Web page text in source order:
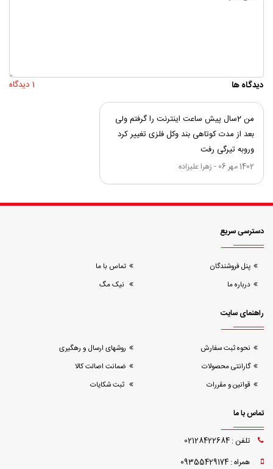
دیدگاه ها 1 دیدگاه
من 2سال پیش ساعت اینترنت را گرفتم ولی
بعد از مدت کوتاهی بند وکل فلزی تغییر کرد
وروبه تیرگی رفت
1402 مهر 06 - زهرا علیزاده
دسترسی سریع
پنل فروشندگان
تماس با ما
درباره ما
نیک مگ
راهنمای سایت
نحوه ثبت سفارش
روشهای ارسال و رهگیری
گارانتی محصولات
ضمانت اصالت کالا
قوانین و مقررات
ثبت شکایات
تماس با ما
تلفن : 02128422684
همراه : 09355429174